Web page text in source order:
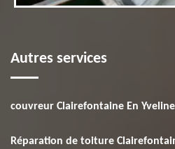
Autres services
couvreur Clairefontaine En
Réparation de toiture